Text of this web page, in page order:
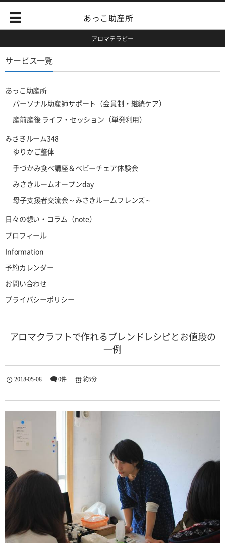
あっこ助産所
アロマテラピー
サービス一覧
あっこ助産所
パーソナル助産師サポート（会員制・継続ケア）
産前産後 ライフ・セッション（単発利用）
みさきルーム348
ゆりかご整体
手づかみ食べ講座＆ベビーチェア体験会
みさきルームオープンday
母子支援者交流会～みさきルームフレンズ～
日々の想い・コラム（note）
プロフィール
Information
予約カレンダー
お問い合わせ
プライバシーポリシー
アロマクラフトで作れるブレンドレシピとお値段の
一例
2018-05-08 0件 約5分